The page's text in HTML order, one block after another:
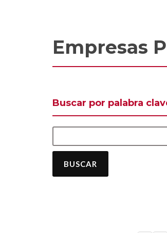
Empresas
Buscar por palabra
BUSCAR